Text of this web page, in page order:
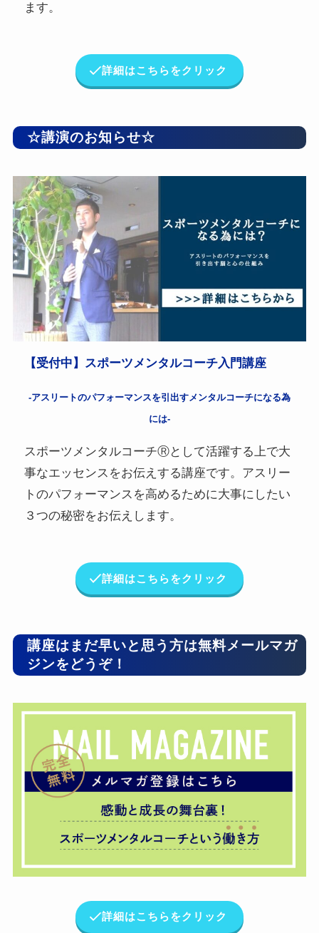
ます。
詳細はこちらをクリック
☆講演のお知らせ☆
【受付中】スポーツメンタルコーチ入門講座
-アスリートのパフォーマンスを引出すメンタルコーチになる為
には-
スポーツメンタルコーチⓇとして活躍する上で大
事なエッセンスをお伝えする講座です。アスリー
トのパフォーマンスを高めるために大事にしたい
３つの秘密をお伝えします。
詳細はこちらをクリック
講座はまだ早いと思う方は無料メールマガ
ジンをどうぞ！
詳細はこちらをクリック